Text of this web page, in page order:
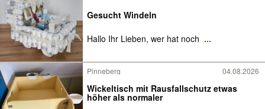
Gesucht Windeln
Hallo Ihr Lieben, wer hat noch ...
Pinneberg 04.08.2026
Wickeltisch mit Rausfallschutz etwas
höher als normaler